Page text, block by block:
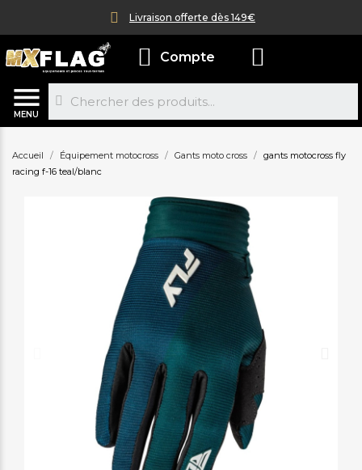
Livraison offerte dès 149€
MENU
Compte
Accueil Équipement motocross Gants moto cross
gants motocross fly
racing f-16 teal/blanc